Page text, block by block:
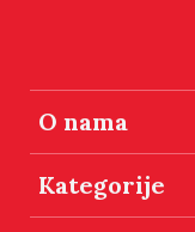
O nama
Kategorije